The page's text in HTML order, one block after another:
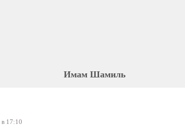
Имам Шамиль
в 17:10